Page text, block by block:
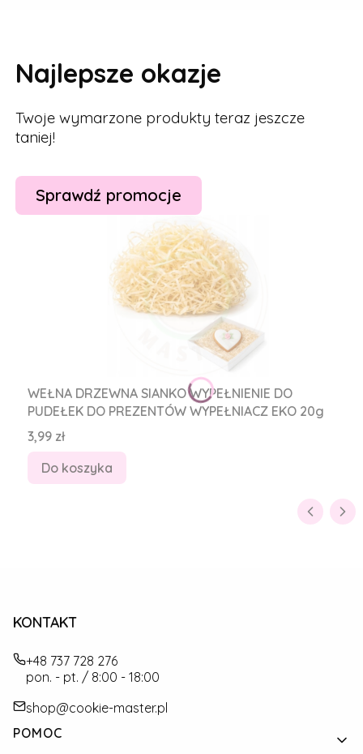
Najlepsze okazje
Twoje wymarzone produkty teraz jeszcze
taniej!
Sprawdź promocje
WEŁNA DRZEWNA SIANKO WYPEŁNIENIE DO
PUDEŁEK DO PREZENTÓW WYPEŁNIACZ EKO 20g
Cena
3,99 zł
Do koszyka
KONTAKT
+48 737 728 276
pon. - pt. / 8:00 - 18:00
shop@cookie-master.pl
Linki w stopce
POMOC